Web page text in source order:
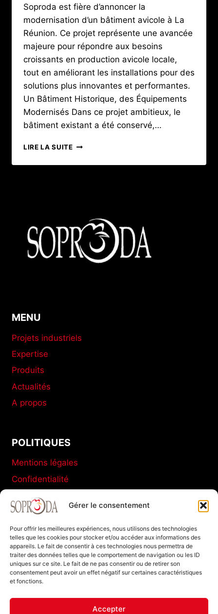
Gérer le consentement
Pour offrir les meilleures expériences, nous utilisons des technologies
telles que les cookies pour stocker et/ou accéder aux informations des
appareils. Le fait de consentir à ces technologies nous permettra de
traiter des données telles que le comportement de navigation ou les ID
uniques sur ce site. Le fait de ne pas consentir ou de retirer son
consentement peut avoir un effet négatif sur certaines caractéristiques
et fonctions.
Accepter
Soproda est fière d’annoncer la
modernisation d’un bâtiment avicole à La
Réunion. Ce projet représente une avancée
majeure pour répondre aux besoins
croissants en production avicole locale,
tout en améliorant les installations pour des
solutions plus innovantes et performantes.
Un Bâtiment Historique, des Équipements
Modernisés Dans ce projet ambitieux, le
bâtiment existant a été conservé,…
LIRE LA SUITEDE
100
MODERNISATION
D’UN
BÂTIMENT
D’ÉLEVAGE
MENU
Projets industriels
Expertise
Produits
Actualités
A propos
POLITIQUES
Mentions légales
Confidentialité
Conditions générales de vente
Politique de cookies (UE)
SOPRODA
11 C Boulevard de La Marne
77120 Coulommiers FRANCE
Tel : +33 (0)1 64 20 94 40